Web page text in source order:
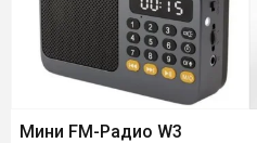
Мини FM-Радио W3